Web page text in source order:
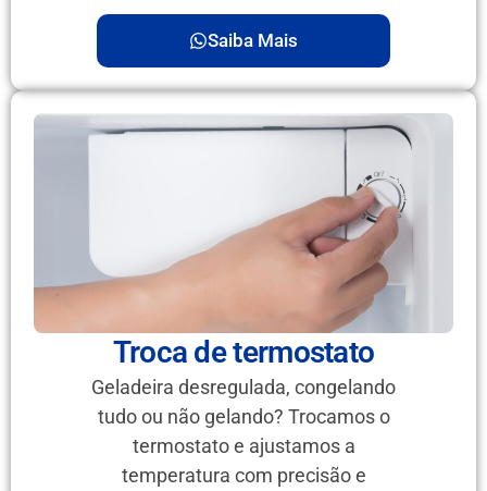
Saiba Mais
Troca de termostato
Geladeira desregulada, congelando
tudo ou não gelando? Trocamos o
termostato e ajustamos a
temperatura com precisão e